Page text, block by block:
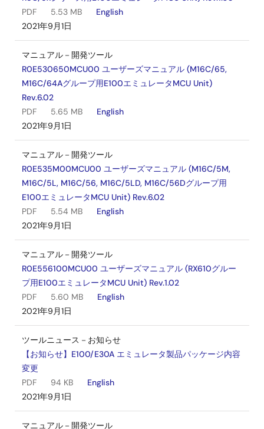
PDF
5.53 MB
English
2021年9月1日
マニュアル－開発ツール
R0E530650MCU00 ユーザーズマニュアル (M16C/65,
M16C/64Aグループ用E100エミュレータMCU Unit)
Rev.6.02
PDF
5.65 MB
English
2021年9月1日
マニュアル－開発ツール
R0E535M00MCU00 ユーザーズマニュアル (M16C/5M,
M16C/5L, M16C/56, M16C/5LD, M16C/56Dグループ用
E100エミュレータMCU Unit) Rev.6.02
PDF
5.54 MB
English
2021年9月1日
マニュアル－開発ツール
R0E556100MCU00 ユーザーズマニュアル (RX610グルー
プ用E100エミュレータMCU Unit) Rev.1.02
PDF
5.60 MB
English
2021年9月1日
ツールニュース－お知らせ
【お知らせ】E100/E30A エミュレータ製品パッケージ内容
変更
PDF
94 KB
English
2021年9月1日
マニュアル－開発ツール